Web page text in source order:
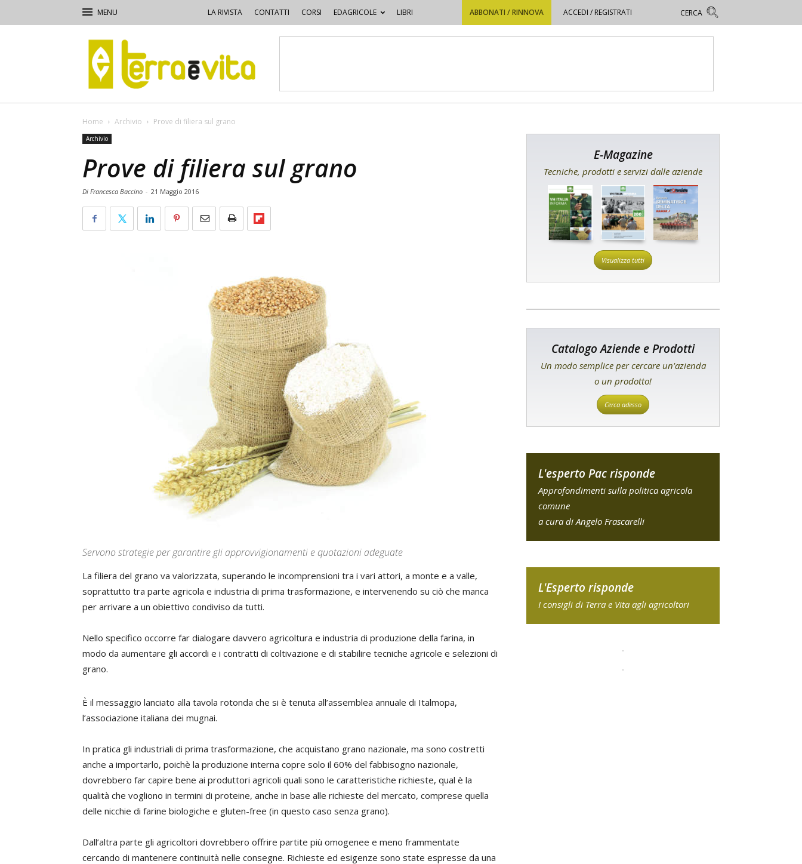
LA RIVISTA CONTATTI CORSI EDAGRICOLE LIBRI ABBONATI / RINNOVA ACCEDI / REGISTRATI
Terra
e
Vita
Home Archivio Prove di filiera sul grano
Archivio
Prove di filiera sul grano
Di Francesca Baccino - 21 Maggio 2016
Servono strategie per garantire gli approvvigionamenti e quotazioni adeguate
La filiera del grano va valorizzata, superando le incomprensioni tra i vari attori, a monte e a valle,
soprattutto tra parte agricola e industria di prima trasformazione, e intervenendo su ciò che manca
per arrivare a un obiettivo condiviso da tutti.
Nello specifico occorre far dialogare davvero agricoltura e industria di produzione della farina, in
modo da aumentare gli accordi e i contratti di coltivazione e di stabilire tecniche agricole e selezioni di
grano.
È il messaggio lanciato alla tavola rotonda che si è tenuta all’assemblea annuale di Italmopa,
l’associazione italiana dei mugnai.
In pratica gli industriali di prima trasformazione, che acquistano grano nazionale, ma sono costretti
anche a importarlo, poichè la produzione interna copre solo il 60% del fabbisogno nazionale,
dovrebbero far capire bene ai produttori agricoli quali sono le caratteristiche richieste, qual è la
qualità che vogliono in termini di proteine, anche in base alle richieste del mercato, comprese quella
delle nicchie di farine biologiche e gluten-free (in questo caso senza grano).
Dall’altra parte gli agricoltori dovrebbero offrire partite più omogenee e meno frammentate
cercando di mantenere continuità nelle consegne. Richieste ed esigenze sono state espresse da una
E-Magazine
Tecniche, prodotti e servizi dalle aziende
Visualizza tutti
Catalogo Aziende e Prodotti
Un modo semplice per cercare un'azienda
o un prodotto!
Cerca adesso
L'esperto Pac risponde
Approfondimenti sulla politica agricola
comune
a cura di Angelo Frascarelli
L'Esperto risponde
I consigli di Terra e Vita agli agricoltori